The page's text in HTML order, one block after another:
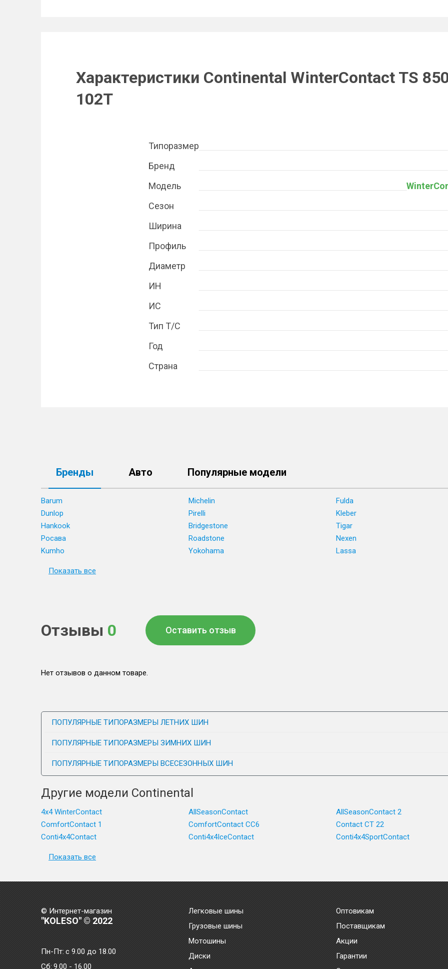
Характеристики Continental WinterContact TS
102T
Типоразмер
Бренд
Модель
Сезон
Ширина
Профиль
Диаметр
ИН
ИС
Тип Т/С
Год
Страна
Бренды Авто Популярные модели
Barum Michelin
Fulda
Dunlop
Pirelli
Kleber
Hankook
Bridgestone
Tigar
Росава
Roadstone
Nexen
Kumho
Yokohama Lassa
Показать все
Отзывы 0 Оставить отзыв
Нет отзывов о данном товаре.
ПОПУЛЯРНЫЕ ТИПОРАЗМЕРЫ ЛЕТНИХ ШИН
ПОПУЛЯРНЫЕ ТИПОРАЗМЕРЫ ЗИМНИХ ШИН
ПОПУЛЯРНЫЕ ТИПОРАЗМЕРЫ ВСЕСЕЗОННЫХ ШИН
Другие модели Continental
4x4 WinterContact AllSeasonContact
AllSeasonContact 2
ComfortContact 1
ComfortContact CC6
Contact CT 22
Conti4x4Contact
Conti4x4IceContact Conti4x4SportContact
Показать все
© Интернет-магазин
"KOLESO" © 2022
Пн-Пт:с 9.00 до 18.00
Сб: 9.00 - 16.00
Легковые шины
Грузовые шины
Мотошины
Диски
Оптовикам
Поставщикам
Акции
Гарантии